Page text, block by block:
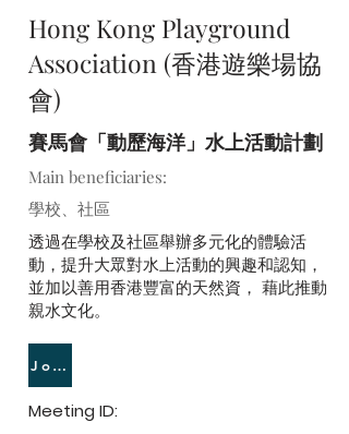
Hong Kong Playground
Association (香港遊樂場協
會)
賽馬會「動歷海洋」水上活動計劃
Main beneficiaries:
學校、社區
Join Meeting
透過在學校及社區舉辦多元化的體驗活
動，提升大眾對水上活動的興趣和認知，
並加以善用香港豐富的天然資， 藉此推動
親水文化。
Meeting ID: